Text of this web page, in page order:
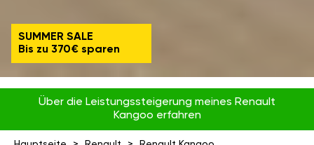
SUMMER SALE
Bis zu 370€ sparen
Über die Leistungssteigerung meines Renault
Kangoo erfahren